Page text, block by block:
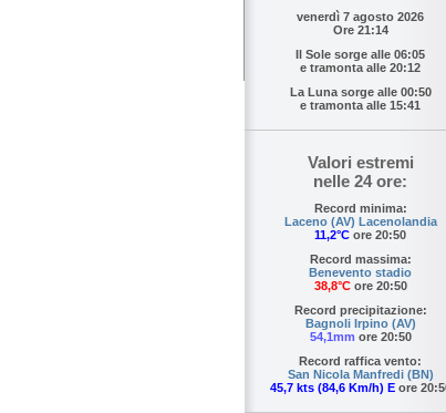
venerdì 7 agosto 2026
Ore 21:14
Il Sole sorge alle 06:05
e tramonta alle 20:12
La Luna sorge alle 00:50
e tramonta alle 15:41
Valori estremi
nelle 24 ore:
Record minima:
Laceno (AV) Lacenolandia
11,2°C ore 20:50
Record massima:
Benevento stadio
38,8°Core 20:50
Record precipitazione:
Bagnoli Irpino (AV)
54,1mm ore 20:50
Record raffica vento:
San Nicola Manfredi (BN)
45,7 kts (84,6 Km/h) Eore